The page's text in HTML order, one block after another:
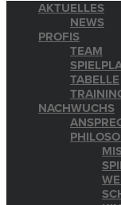
AKTUELLES
NEWS
PROFIS
TEAM
TABELLE
NACHWUCHS